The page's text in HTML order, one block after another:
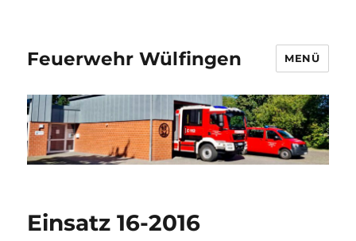
Feuerwehr Wülfingen MENÜ
Einsatz 16-2016